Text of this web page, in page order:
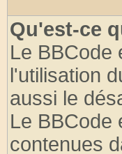
Qu'est-ce
Le BBCode
l'utilisation
aussi le
Le BBCode
contenues